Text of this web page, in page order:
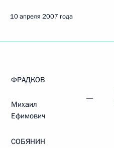
10 апреля 2007 года
ФРАДКОВ
Михаил
Ефимович
—
СОБЯНИН